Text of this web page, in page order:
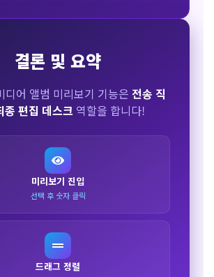
결론 및 요약
디어 앨범 미리보기 기능은 전송 직
종 편집 데스크 역할을 합니다!
미리보기 진입
선택 후 숫자 클릭
드래그 정렬